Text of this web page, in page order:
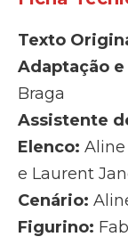
Texto
Adaptação
Braga
Assistente
Elenco: Aline
e Laurent
Cenário:
Figurino: